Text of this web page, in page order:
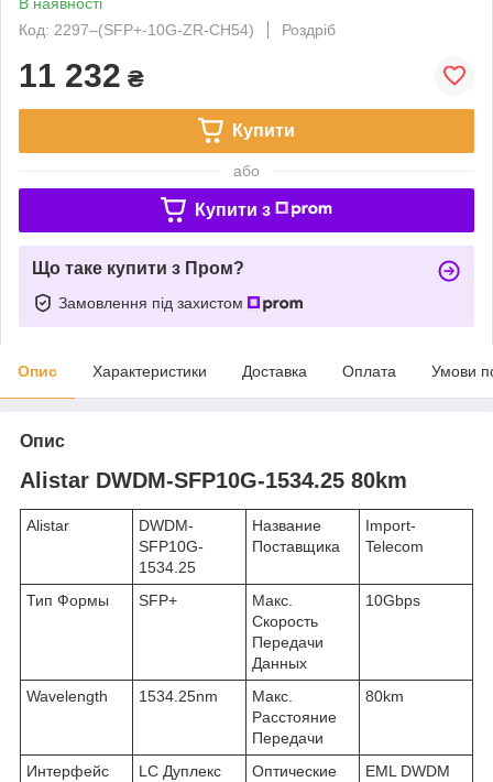
Код: 2297‒(SFP+-10G-ZR-CH54)
Роздріб
11 232 ₴
Купити
або
Купити з
Що таке купити з Пром?
Замовлення під захистом
Опис Характеристики Доставка Оплата Умови
Опис
Alistar DWDM-SFP10G-1534.25 80km
Alistar
DWDM-
SFP10G-
1534.25
Название
Поставщика
Import-
Telecom
Тип Формы SFP+
Макс.
Скорость
Передачи
Данных
10Gbps
Wavelength 1534.25nm
Макс.
Расстояние
Передачи
80km
Интерфейс LC Дуплекс
Оптические
EML DWDM